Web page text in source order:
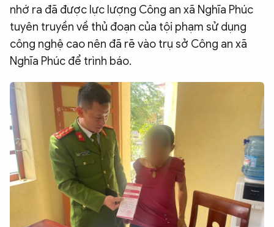
nhớ ra đã được lực lượng Công an xã Nghĩa Phúc
tuyên truyền về thủ đoạn của tội phạm sử dụng
công nghệ cao nên đã rẽ vào trụ sở Công an xã
Nghĩa Phúc để trình báo.